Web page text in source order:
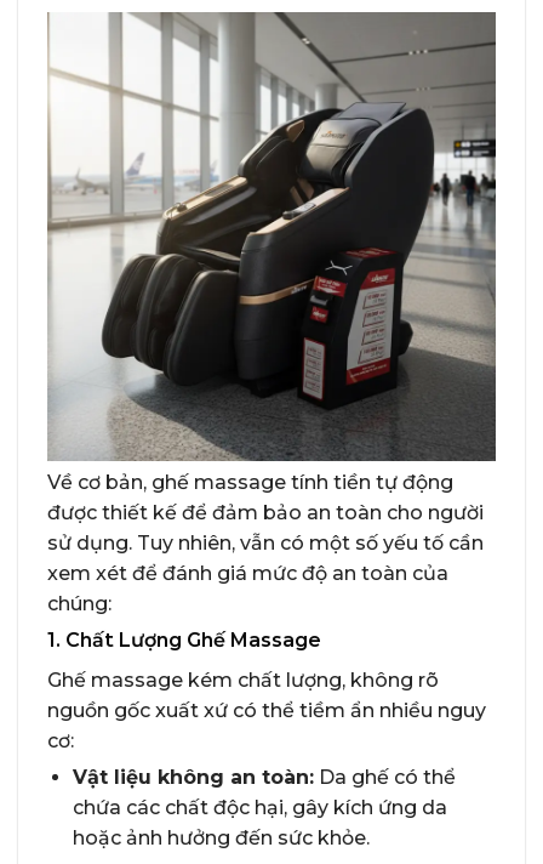
Về cơ bản, ghế massage tính tiền tự động
được thiết kế để đảm bảo an toàn cho người
sử dụng. Tuy nhiên, vẫn có một số yếu tố cần
xem xét để đánh giá mức độ an toàn của
chúng:
1. Chất Lượng Ghế Massage
Ghế massage kém chất lượng, không rõ
nguồn gốc xuất xứ có thể tiềm ẩn nhiều nguy
cơ:
Vật liệu không an toàn:Da ghế có thể
chứa các chất độc hại, gây kích ứng da
hoặc ảnh hưởng đến sức khỏe.